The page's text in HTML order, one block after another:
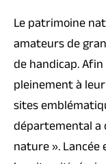
Le patrimoine
amateurs de
de handicap.
pleinement à
sites
départemental a
nature ».